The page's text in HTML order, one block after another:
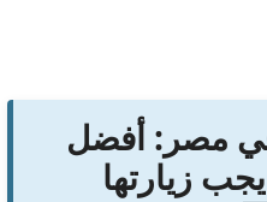
مصر: أفضل
زيارتها